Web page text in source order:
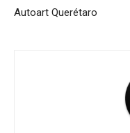
Autoart Querétaro